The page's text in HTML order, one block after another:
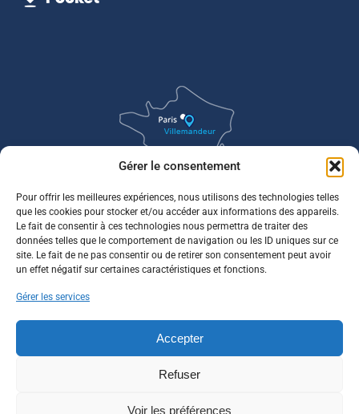
Gérer le consentement
Pour offrir les meilleures expériences, nous utilisons des technologies telles
que les cookies pour stocker et/ou accéder aux informations des appareils.
Le fait de consentir à ces technologies nous permettra de traiter des
données telles que le comportement de navigation ou les ID uniques sur ce
site. Le fait de ne pas consentir ou de retirer son consentement peut avoir
un effet négatif sur certaines caractéristiques et fonctions.
Gérer les services
Accepter
Refuser
Voir les préférences